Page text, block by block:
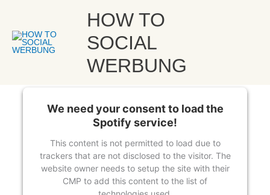
springen
HOW TO
SOCIAL
WERBUNG
mit Alexander Schwarzkopf | How to Social Werbung
vonDorothea Stasch
We need your consent to load the
Spotify service!
This content is not permitted to load due to
trackers that are not disclosed to the visitor. The
website owner needs to setup the site with their
CMP to add this content to the list of